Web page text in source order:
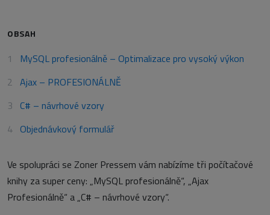
OBSAH
MySQL profesionálně – Optimalizace pro vysoký výkon
Ajax – PROFESIONÁLNĚ
C# – návrhové vzory
Objednávkový formulář
Ve spolupráci se Zoner Pressem vám nabízíme tři počítačové
knihy za super ceny: „MySQL profesionálně“, „Ajax
Profesionálně“ a „C# – návrhové vzory“.